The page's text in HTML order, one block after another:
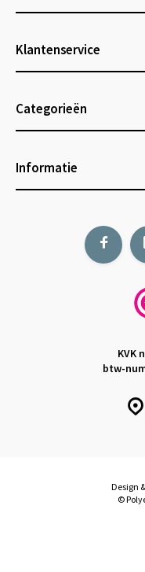
Klantenservice
Categorieën
Informatie
KVK
btw-
©
Design